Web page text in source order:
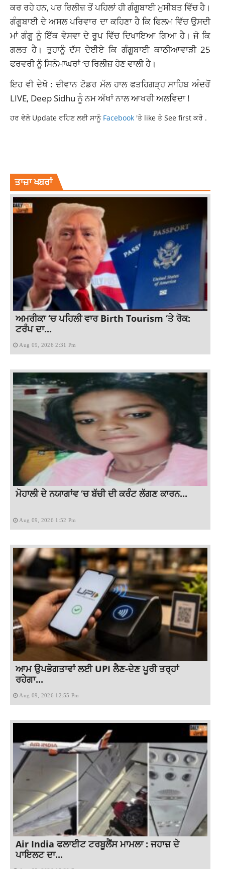
ਕਰ ਰਹੇ ਹਨ, ਪਰ ਰਿਲੀਜ਼ ਤੋਂ ਪਹਿਲਾਂ ਹੀ ਗੰਗੂਬਾਈ ਮੁਸੀਬਤ ਵਿੱਚ ਹੈ।
ਗੰਗੂਬਾਈ ਦੇ ਅਸਲ ਪਰਿਵਾਰ ਦਾ ਕਹਿਣਾ ਹੈ ਕਿ ਫਿਲਮ ਵਿੱਚ ਉਸਦੀ
ਮਾਂ ਗੰਗੂ ਨੂੰ ਇੱਕ ਵੇਸਵਾ ਦੇ ਰੂਪ ਵਿੱਚ ਦਿਖਾਇਆ ਗਿਆ ਹੈ। ਜੋ ਕਿ
ਗਲਤ ਹੈ। ਤੁਹਾਨੂੰ ਦੱਸ ਦੇਈਏ ਕਿ ਗੰਗੂਬਾਈ ਕਾਠੀਆਵਾੜੀ 25
ਫਰਵਰੀ ਨੂੰ ਸਿਨੇਮਾਘਰਾਂ ‘ਚ ਰਿਲੀਜ਼ ਹੋਣ ਵਾਲੀ ਹੈ।
ਇਹ ਵੀ ਦੇਖੋ : ਦੀਵਾਨ ਟੋਡਰ ਮੱਲ ਹਾਲ ਫਤਹਿਗੜ੍ਹ ਸਾਹਿਬ ਅੰਦਰੋਂ
LIVE, Deep Sidhu ਨੂੰ ਨਮ ਅੱਖਾਂ ਨਾਲ ਆਖਰੀ ਅਲਵਿਦਾ !
ਹਰ ਵੇਲੇ Update ਰਹਿਣ ਲਈ ਸਾਨੂੰ Facebook 'ਤੇ like ਤੇ See first ਕਰੋ .
ਤਾਜ਼ਾ ਖਬਰਾਂ
ਅਮਰੀਕਾ ‘ਚ ਪਹਿਲੀ ਵਾਰ Birth Tourism ‘ਤੇ ਰੋਕ:
ਟਰੰਪ ਦਾ...
Aug 09, 2026 2:31 Pm
ਮੋਹਾਲੀ ਦੇ ਨਯਾਗਾਂਵ ‘ਚ ਬੱਚੀ ਦੀ ਕਰੰਟ ਲੱਗਣ ਕਾਰਨ...
Aug 09, 2026 1:52 Pm
ਆਮ ਉਪਭੋਗਤਾਵਾਂ ਲਈ UPI ਲੈਣ-ਦੇਣ ਪੂਰੀ ਤਰ੍ਹਾਂ
ਰਹੇਗਾ...
Aug 09, 2026 12:55 Pm
Air India ਫਲਾਈਟ ਟਰਬੂਲੈਂਸ ਮਾਮਲਾ : ਜਹਾਜ਼ ਦੇ
ਪਾਇਲਟ ਦਾ...